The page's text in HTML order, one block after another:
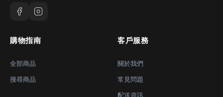
購物指南
全部商品
搜尋商品
客戶服務
關於我們
常見問題
配送資訊